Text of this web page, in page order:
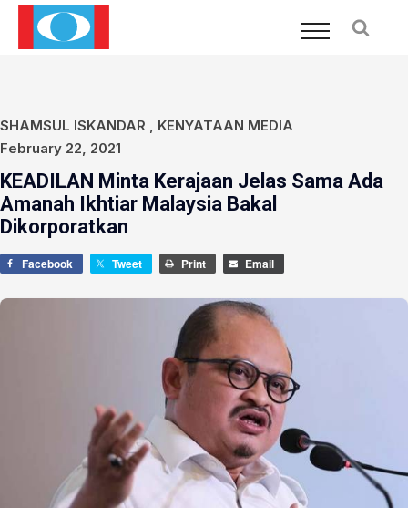
SHAMSUL ISKANDAR , KENYATAAN MEDIA
February 22, 2021
KEADILAN Minta Kerajaan Jelas Sama Ada
Amanah Ikhtiar Malaysia Bakal
Dikorporatkan
Facebook Tweet Print Email